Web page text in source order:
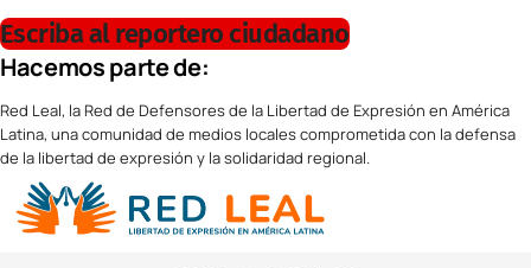
Escriba al reportero ciudadano
Hacemos parte de:
Red Leal, la Red de Defensores de la Libertad de Expresión en América
Latina, una comunidad de medios locales comprometida con la defensa
de la libertad de expresión y la solidaridad regional.